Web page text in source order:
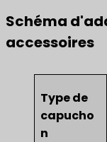
Schéma
accessoires
Type de
capucho
n